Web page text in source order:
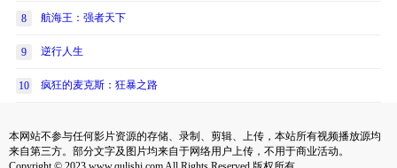
8 航海王：强者天下
9 逆行人生
10 疯狂的麦克斯：狂暴之路
本网站不参与任何影片资源的存储、录制、剪辑、上传，本站所有视频播放源均
来自第三方。部分文字及图片均来自于网络用户上传，不用于商业活动。